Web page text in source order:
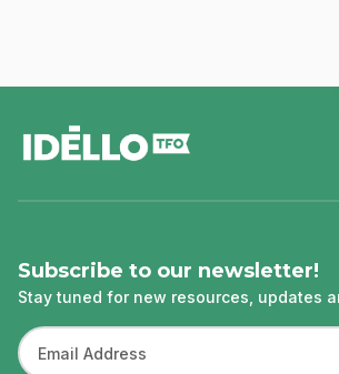
Subscribe to our newsletter!
Stay tuned for new resources, updates